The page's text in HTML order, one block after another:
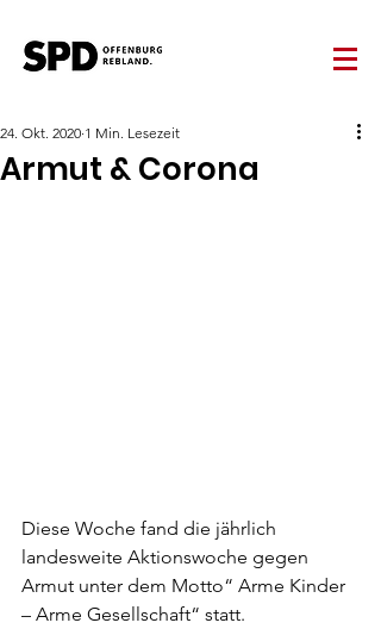
Armut & Corona
24. Okt. 2020 1 Min. Lesezeit
Diese Woche fand die jährlich
landesweite Aktionswoche gegen
Armut unter dem Motto“ Arme Kinder
– Arme Gesellschaft“ statt.